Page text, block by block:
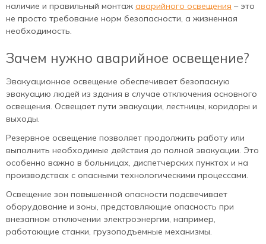
наличие и правильный монтаж аварийного освещения – это
не просто требование норм безопасности, а жизненная
необходимость.
Зачем нужно аварийное освещение?
Эвакуационное освещение обеспечивает безопасную
эвакуацию людей из здания в случае отключения основного
освещения. Освещает пути эвакуации, лестницы, коридоры и
выходы.
Резервное освещение позволяет продолжить работу или
выполнить необходимые действия до полной эвакуации. Это
особенно важно в больницах, диспетчерских пунктах и на
производствах с опасными технологическими процессами.
Освещение зон повышенной опасности подсвечивает
оборудование и зоны, представляющие опасность при
внезапном отключении электроэнергии, например,
работающие станки, грузоподъемные механизмы.